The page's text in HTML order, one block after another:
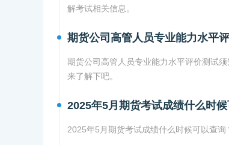
解考试相关信息。
期货公司高管人员专业能力水平
期货公司高管人员专业能力水平评价测试
来了解下吧。
2025年5月期货考试成绩什么时
2025年5月期货考试成绩什么时候可以查